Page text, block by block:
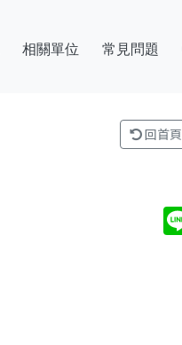
相關單位 常見問題
回首頁